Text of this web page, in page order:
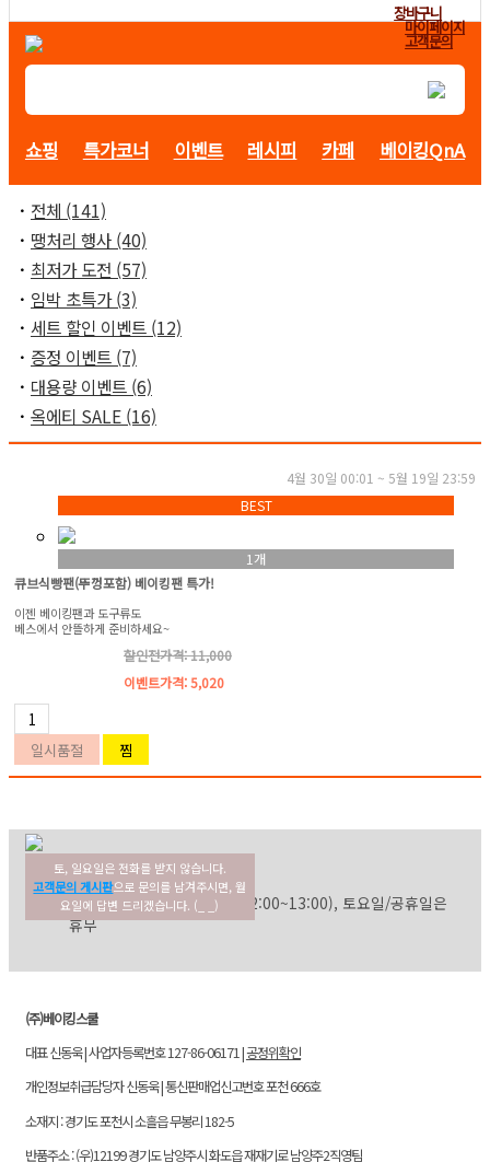
장바구니
마이페이지
고객문의
쇼핑 특가코너 이벤트 레시피 카페 베이킹QnA
ㆍ 전체 (141)
ㆍ 땡처리 행사 (40)
ㆍ 최저가 도전 (57)
ㆍ 임박 초특가 (3)
ㆍ 세트 할인 이벤트 (12)
ㆍ 증정 이벤트 (7)
ㆍ 대용량 이벤트 (6)
ㆍ 옥에티 SALE (16)
4월 30일 00:01 ~ 5월 19일 23:59
BEST
1개
큐브식빵팬(뚜껑포함) 베이킹팬 특가!
이젠 베이킹팬과 도구류도
베스에서 안뜰하게 준비하세요~
할인전가격: 11,000
이벤트가격:5,020
토, 일요일은 전화를 받지 않습니다.
고객문의 게시판으로 문의를 남겨주시면, 월
요일에 답변 드리겠습니다. (_ _)
고객센터 02-354-3022
평일: 09:30~17:30 (점심: 12:00~13:00), 토요일/공휴일은
휴무
(주)베이킹스쿨
대표 신동욱 | 사업자등록번호 127-86-06171 |공정위확인
개인정보취급담당자 신동욱 | 통신판매업신고번호 포천 666호
소재지 : 경기도 포천시 소흘읍 무봉리 182-5
반품주소 : (우)12199 경기도 남양주시 화도읍 재재기로 남양주2직영팀